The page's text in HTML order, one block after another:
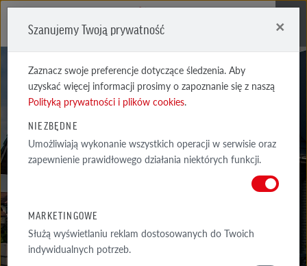
REALIZACJE
WYSELEKCJONOWANE PRZYKŁADY NAJCIEKAWSZYCH REALIZACJI
Szanujemy Twoją prywatność ×
Zaznacz swoje preferencje dotyczące śledzenia. Aby
uzyskać więcej informacji prosimy o zapoznanie się z naszą
Polityką prywatności i plików cookies.
NIEZBĘDNE
Umożliwiają wykonanie wszystkich operacji w serwisie oraz
zapewnienie prawidłowego działania niektórych funkcji.
MARKETINGOWE
Służą wyświetlaniu reklam dostosowanych do Twoich
indywidualnych potrzeb.